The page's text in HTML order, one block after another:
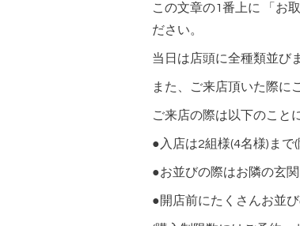
この文章の1番上に 「お
ださい。
当日は店頭に全種類並び
また、ご来店頂いた際に
ご来店の際は以下のこと
●入店は2組様(4名様)まで
●お並びの際はお隣の玄
●開店前にたくさんお並